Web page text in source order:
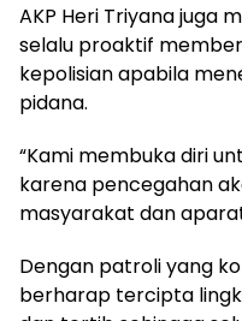
AKP Heri Triyana juga
selalu proaktif
kepolisian apabila
pidana.
“Kami membuka diri
karena pencegahan
masyarakat dan
Dengan patroli yang
berharap tercipta